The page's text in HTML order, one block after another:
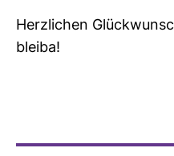
Herz­li­chen
bleiba!